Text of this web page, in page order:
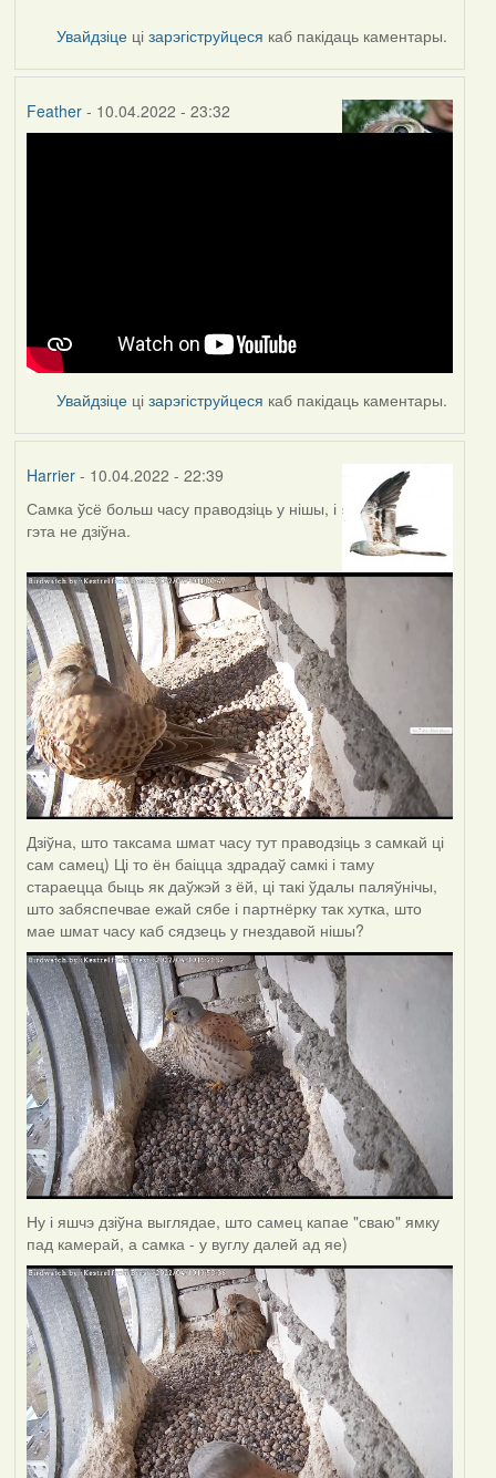
Увайдзіце цізарэгіструйцеся каб пакідаць каментары.
Feather- 10.04.2022 - 23:32
Увайдзіце цізарэгіструйцеся каб пакідаць каментары.
Harrier- 10.04.2022 - 22:39
Самка ўсё больш часу праводзіць у нішы, і
гэта не дзіўна.
Дзіўна, што таксама шмат часу тут праводзіць з самкай ці
сам самец) Ці то ён баіцца здрадаў самкі і таму
стараецца быць як даўжэй з ёй, ці такі ўдалы паляўнічы,
што забяспечвае ежай сябе і партнёрку так хутка, што
мае шмат часу каб сядзець у гнездавой нішы?
Ну і яшчэ дзіўна выглядае, што самец капае "сваю" ямку
пад камерай, а самка - у вуглу далей ад яе)